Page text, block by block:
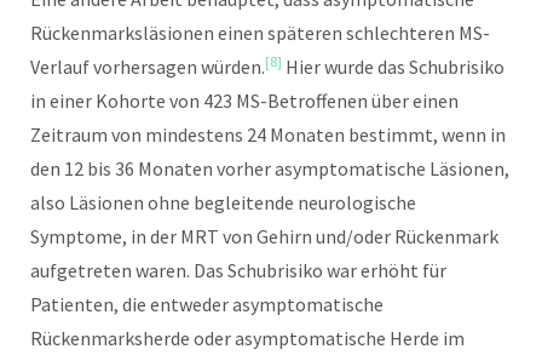
Rückenmarksläsionen einen späteren schlechteren MS-
Verlauf vorhersagen würden.[8] Hier wurde das Schubrisiko
in einer Kohorte von 423 MS-Betroffenen über einen
Zeitraum von mindestens 24 Monaten bestimmt, wenn in
den 12 bis 36 Monaten vorher asymptomatische Läsionen,
also Läsionen ohne begleitende neurologische
Symptome, in der MRT von Gehirn und/oder Rückenmark
aufgetreten waren. Das Schubrisiko war erhöht für
Patienten, die entweder asymptomatische
Rückenmarksherde oder asymptomatische Herde im